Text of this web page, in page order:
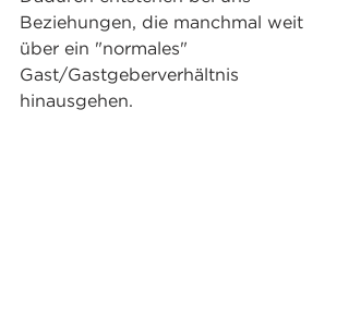
Beziehungen, die manchmal weit
über ein "normales"
Gast/Gastgeberverhältnis
hinausgehen.